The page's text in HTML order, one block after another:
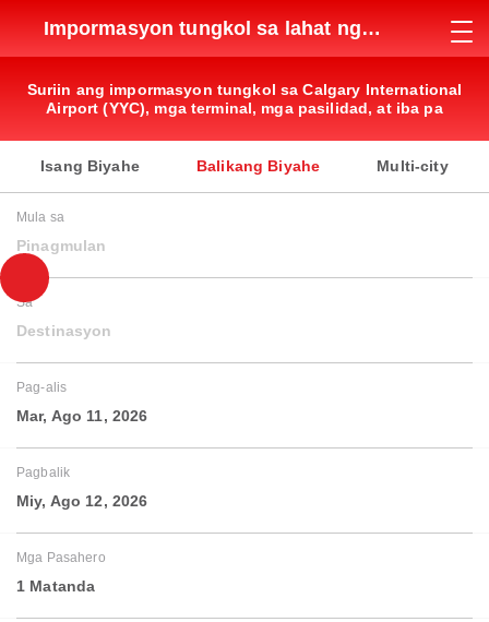
Impormasyon tungkol sa lahat ng
paliparan
Suriin ang impormasyon tungkol sa Calgary International
Airport (YYC), mga terminal, mga pasilidad, at iba pa
Isang Biyahe Balikang Biyahe Multi-city
Mula sa
Pinagmulan
Sa
Destinasyon
Pag-alis
Mar, Ago 11, 2026
Pagbalik
Miy, Ago 12, 2026
Mga Pasahero
1 Matanda